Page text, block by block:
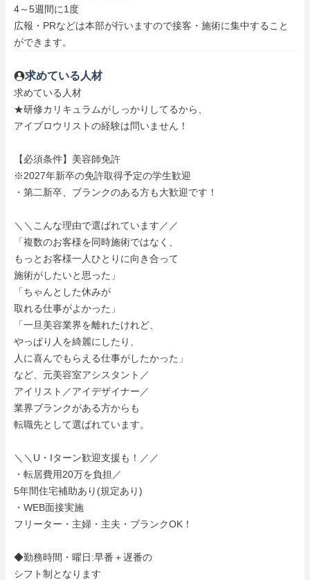
4～5週間に1度
広報・PRなどは本部が行いますので接客・施術に集中すること
ができます。
求めている人材
求めている人材
★研修カリキュラムがしっかりしてるから、
アイブロウリストの経験は問いません！
【必須条件】美容師免許
※2027年新卒の免許取得予定の学生歓迎
・第二新卒、ブランクのある方も大歓迎です！
＼＼こんな理由で選ばれています／／
「複数のお客様を同時施術ではなく、
もっとお客様一人ひとりに向き合って
施術がしたいと思った」
「ちゃんとした休みが
取れる仕事がよかった」
「一旦美容業界を離れたけれど、
やっぱり人を綺麗にしたり、
人に喜んでもらえる仕事がしたかった」
など、元美容室アシスタント／
アイリスト／アイデザイナー／
業界ブランクがある方からも
転職先として選ばれています。
＼＼U・Iターン歓迎支援も！／／
・転居費用20万を負担／
5年間住宅補助あり(規定あり)
・WEB面接実施
フリーター・主婦・主夫・ブランクOK！
◆勤務時間・曜日:早番＋遅番の
シフト制となります